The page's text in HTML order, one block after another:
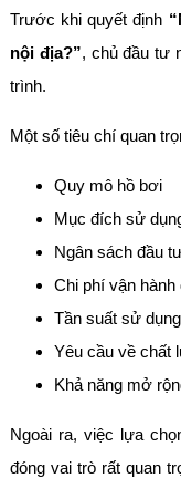
Trước khi quyết định
nội địa?”, chủ đầu tư
trình.
Một số tiêu chí quan
Quy mô hồ bơi
Mục đích sử
Ngân sách đầu
Chi phí vận hành
Tần suất sử dụng
Yêu cầu về chất
Khả năng mở
Ngoài ra, việc lựa
đóng vai trò rất quan